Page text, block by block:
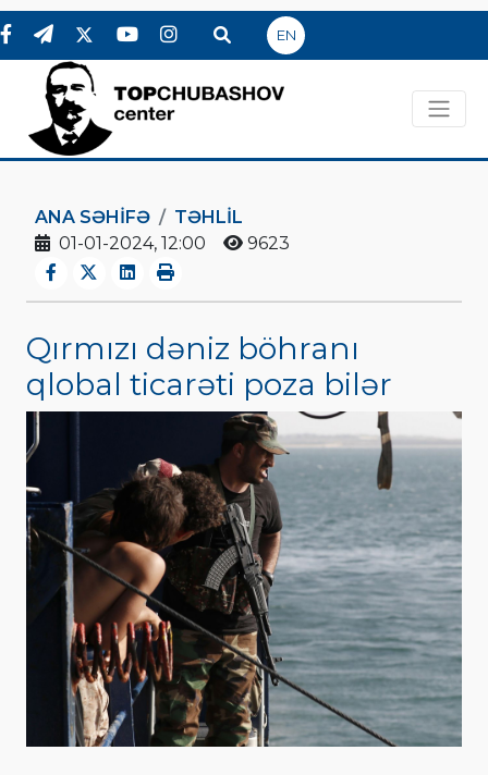
EN
ANA SƏHIFƏ
TƏHLİL
01-01-2024, 12:00
9623
Qırmızı dəniz böhranı
qlobal ticarəti poza bilər